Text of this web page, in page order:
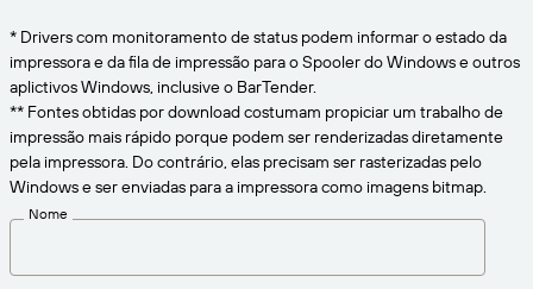
Teste gratuito
Especificações técnicas
Registro do produto
Conectores de impressão
Modelo de maturidade em rotulagem e
rastreabilidade
* Drivers com monitoramento de status podem informar o estado da
impressora e da fila de impressão para o Spooler do Windows e outros
aplictivos Windows, inclusive o BarTender.
** Fontes obtidas por download costumam propiciar um trabalho de
impressão mais rápido porque podem ser renderizadas diretamente
pela impressora. Do contrário, elas precisam ser rasterizadas pelo
Windows e ser enviadas para a impressora como imagens bitmap.
Nome